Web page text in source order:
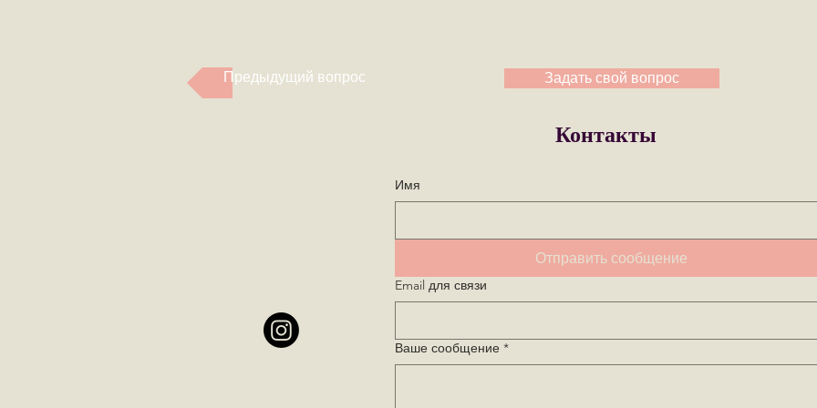
Предыдущий вопрос Задать свой вопрос
Контакты
Имя
Отправить сообщение
Email для связи
Ваше сообщение *